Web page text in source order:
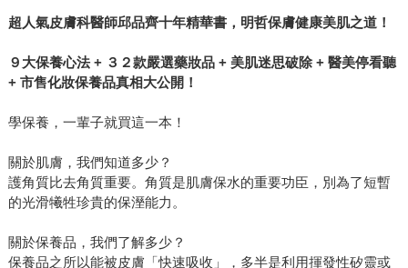
超人氣皮膚科醫師邱品齊十年精華書，明哲保膚健康美肌之道！
９大保養心法 + ３２款嚴選藥妝品 + 美肌迷思破除 + 醫美停看聽
+ 市售化妝保養品真相大公開！
學保養，一輩子就買這一本！
關於肌膚，我們知道多少？
護角質比去角質重要。角質是肌膚保水的重要功臣，別為了短暫
的光滑犧牲珍貴的保溼能力。
關於保養品，我們了解多少？
保養品之所以能被皮膚「快速吸收」，多半是利用揮發性矽靈或